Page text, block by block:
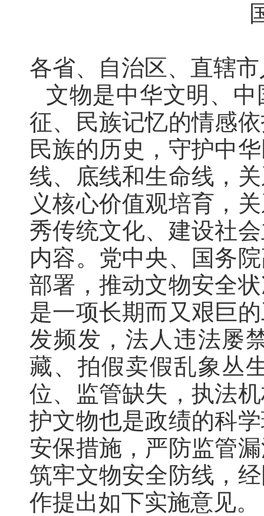
各省、自治区、直辖
文物是中华文明、
征、民族记忆的情感
民族的历史 ， 守护中
线、底线和生命线 ，
义核心价值观培育 ，
秀传统文化、建设社
内容。 党中央、国务
部署 ， 推动文物安全
是一项长期而又艰巨
发频发 ，法人违法屡
藏、拍假卖假乱象丛
位、监管缺失，执法
护文物也是政绩的科
安保措施，严防监管
筑牢文物安全防线，
作提出如下实施意见。